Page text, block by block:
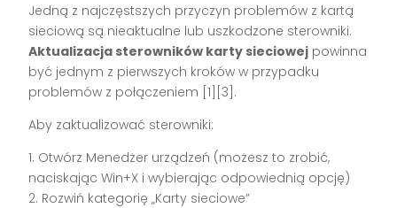
Jedną z najczęstszych przyczyn problemów z kartą
sieciową są nieaktualne lub uszkodzone sterowniki.
Aktualizacja sterowników karty sieciowej powinna
być jednym z pierwszych kroków w przypadku
problemów z połączeniem [1][3].
Aby zaktualizować sterowniki:
1. Otwórz Menedżer urządzeń (możesz to zrobić,
naciskając Win+X i wybierając odpowiednią opcję)
2. Rozwiń kategorię „Karty sieciowe”